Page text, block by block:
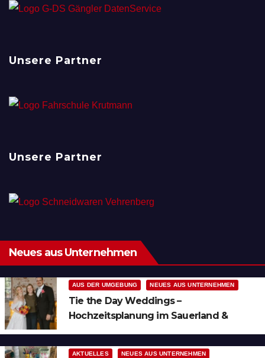
Unsere Partner
Unsere Partner
Neues aus Unternehmen
AUS DER UMGEBUNG NEUES AUS UNTERNEHMEN
Tie the Day Weddings –
Hochzeitsplanung im Sauerland &
AKTUELLES NEUES AUS UNTERNEHMEN